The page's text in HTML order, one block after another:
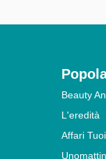
Beauty
L'eredità
Affari Tuoi